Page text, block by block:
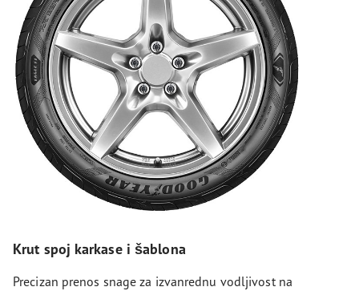
Krut spoj karkase i šablona
Precizan prenos snage za izvanrednu vodljivost na